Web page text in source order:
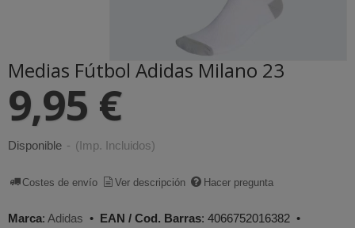
Medias Fútbol Adidas Milano 23
9,95 €
Disponible - (Imp. Incluidos)
Costes de envío Ver descripción Hacer pregunta
Marca: Adidas • EAN / Cod. Barras: 4066752016382 •